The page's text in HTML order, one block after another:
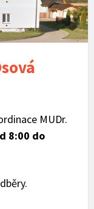
MUDr.
8:00 do